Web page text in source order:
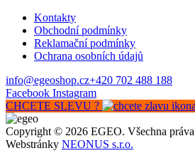
Kontakty
Obchodní podmínky
Reklamační podmínky
Ochrana osobních údajů
info@egeoshop.cz+420 702 488 188
Facebook Instagram
CHCETE SLEVU ?
Copyright © 2026 EGEO. Všechna práva
Webstránky NEONUS s.r.o.